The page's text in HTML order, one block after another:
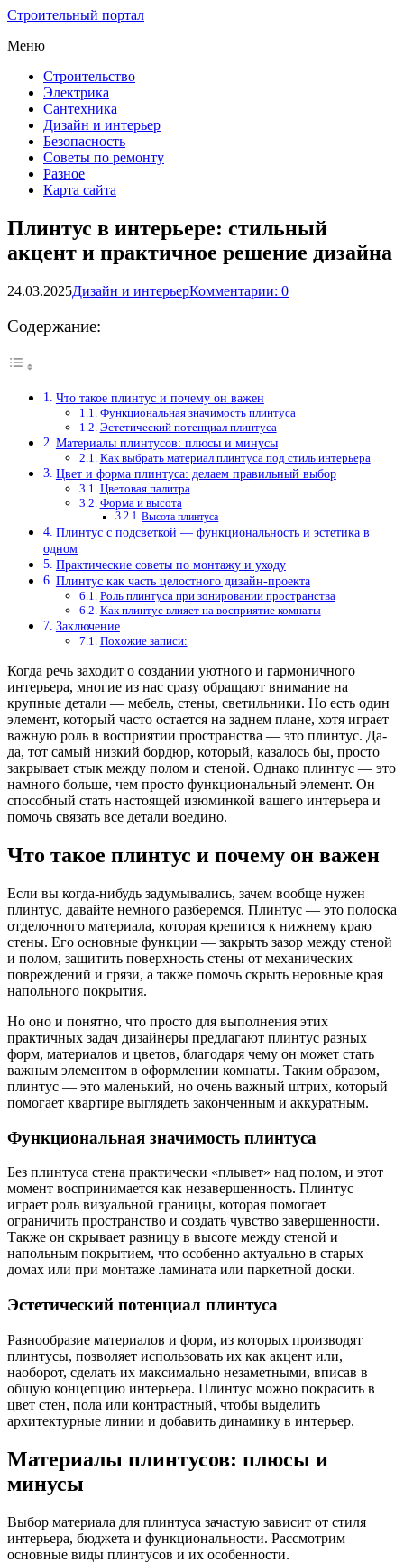
Строительный портал
Меню
Строительство
Электрика
Сантехника
Дизайн и интерьер
Безопасность
Советы по ремонту
Разное
Карта сайта
Плинтус в интерьере: стильный
акцент и практичное решение дизайна
24.03.2025Дизайн и интерьерКомментарии: 0
Содержание:
Что такое плинтус и почему он важен
Функциональная значимость плинтуса
Эстетический потенциал плинтуса
Материалы плинтусов: плюсы и минусы
Как выбрать материал плинтуса под стиль интерьера
Цвет и форма плинтуса: делаем правильный выбор
Цветовая палитра
Форма и высота
Высота плинтуса
Плинтус с подсветкой — функциональность и эстетика в
одном
Практические советы по монтажу и уходу
Плинтус как часть целостного дизайн-проекта
Роль плинтуса при зонировании пространства
Как плинтус влияет на восприятие комнаты
Заключение
Похожие записи:
Когда речь заходит о создании уютного и гармоничного
интерьера, многие из нас сразу обращают внимание на
крупные детали — мебель, стены, светильники. Но есть один
элемент, который часто остается на заднем плане, хотя играет
важную роль в восприятии пространства — это плинтус. Да-
да, тот самый низкий бордюр, который, казалось бы, просто
закрывает стык между полом и стеной. Однако плинтус — это
намного больше, чем просто функциональный элемент. Он
способный стать настоящей изюминкой вашего интерьера и
помочь связать все детали воедино.
Что такое плинтус и почему он важен
Если вы когда-нибудь задумывались, зачем вообще нужен
плинтус, давайте немного разберемся. Плинтус — это полоска
отделочного материала, которая крепится к нижнему краю
стены. Его основные функции — закрыть зазор между стеной
и полом, защитить поверхность стены от механических
повреждений и грязи, а также помочь скрыть неровные края
напольного покрытия.
Но оно и понятно, что просто для выполнения этих
практичных задач дизайнеры предлагают плинтус разных
форм, материалов и цветов, благодаря чему он может стать
важным элементом в оформлении комнаты. Таким образом,
плинтус — это маленький, но очень важный штрих, который
помогает квартире выглядеть законченным и аккуратным.
Функциональная значимость плинтуса
Без плинтуса стена практически «плывет» над полом, и этот
момент воспринимается как незавершенность. Плинтус
играет роль визуальной границы, которая помогает
ограничить пространство и создать чувство завершенности.
Также он скрывает разницу в высоте между стеной и
напольным покрытием, что особенно актуально в старых
домах или при монтаже ламината или паркетной доски.
Эстетический потенциал плинтуса
Разнообразие материалов и форм, из которых производят
плинтусы, позволяет использовать их как акцент или,
наоборот, сделать их максимально незаметными, вписав в
общую концепцию интерьера. Плинтус можно покрасить в
цвет стен, пола или контрастный, чтобы выделить
архитектурные линии и добавить динамику в интерьер.
Материалы плинтусов: плюсы и
минусы
Выбор материала для плинтуса зачастую зависит от стиля
интерьера, бюджета и функциональности. Рассмотрим
основные виды плинтусов и их особенности.